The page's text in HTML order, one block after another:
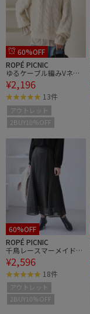
60%OFF
ROPÉ PICNIC
ゆるケーブル編みVネッ
クニット
¥2,196
13件
アウトレット
2BUY10%OFF
60%OFF
ROPÉ PICNIC
千鳥レースマーメイドス
カード
¥2,596
18件
アウトレット
2BUY10%OFF